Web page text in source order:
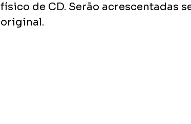
físico de CD. Serão acrescentadas
original.